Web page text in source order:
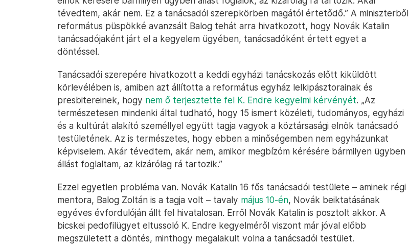
tévedtem, akár nem. Ez a tanácsadói szerepkörben magától értetődő.” A miniszterből
református püspökké avanzsált Balog tehát arra hivatkozott, hogy Novák Katalin
tanácsadójaként járt el a kegyelem ügyében, tanácsadóként értett egyet a
döntéssel.
Tanácsadói szerepére hivatkozott a keddi egyházi tanácskozás előtt kiküldött
körlevélében is, amiben azt állította a református egyház lelkipásztorainak és
presbitereinek, hogy nem ő terjesztette fel K. Endre kegyelmi kérvényét. „Az
természetesen mindenki által tudható, hogy 15 ismert közéleti, tudományos, egyházi
és a kultúrát alakító személlyel együtt tagja vagyok a köztársasági elnök tanácsadó
testületének. Az is természetes, hogy ebben a minőségemben nem egyházunkat
képviselem. Akár tévedtem, akár nem, amikor megbízóm kérésére bármilyen ügyben
állást foglaltam, az kizárólag rá tartozik.”
Ezzel egyetlen probléma van. Novák Katalin 16 fős tanácsadói testülete – aminek régi
mentora, Balog Zoltán is a tagja volt – tavaly május 10-én, Novák beiktatásának
egyéves évfordulóján állt fel hivatalosan. Erről Novák Katalin is posztolt akkor. A
bicskei pedofilügyet eltussoló K. Endre kegyelméről viszont már jóval előbb
megszületett a döntés, minthogy megalakult volna a tanácsadói testület.